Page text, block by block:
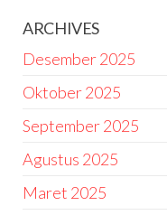
ARCHIVES
Desember 2025
Oktober 2025
September 2025
Agustus 2025
Maret 2025